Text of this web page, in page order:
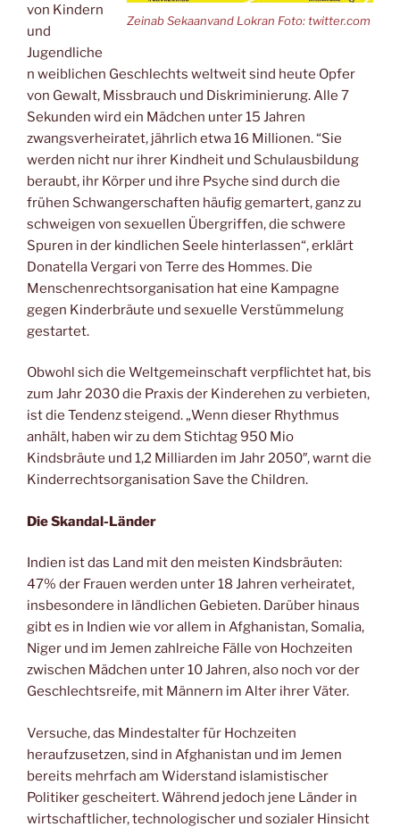
Zeinab Sekaanvand Lokran Foto: twitter.com
von Kindern
und
Jugendliche
n weiblichen Geschlechts weltweit sind heute Opfer
von Gewalt, Missbrauch und Diskriminierung. Alle 7
Sekunden wird ein Mädchen unter 15 Jahren
zwangsverheiratet, jährlich etwa 16 Millionen. “Sie
werden nicht nur ihrer Kindheit und Schulausbildung
beraubt, ihr Körper und ihre Psyche sind durch die
frühen Schwangerschaften häufig gemartert, ganz zu
schweigen von sexuellen Übergriffen, die schwere
Spuren in der kindlichen Seele hinterlassen“, erklärt
Donatella Vergari von Terre des Hommes. Die
Menschenrechtsorganisation hat eine Kampagne
gegen Kinderbräute und sexuelle Verstümmelung
gestartet.
Obwohl sich die Weltgemeinschaft verpflichtet hat, bis
zum Jahr 2030 die Praxis der Kinderehen zu verbieten,
ist die Tendenz steigend. „Wenn dieser Rhythmus
anhält, haben wir zu dem Stichtag 950 Mio
Kindsbräute und 1,2 Milliarden im Jahr 2050″, warnt die
Kinderrechtsorganisation Save the Children.
Die Skandal-Länder
Indien ist das Land mit den meisten Kindsbräuten:
47% der Frauen werden unter 18 Jahren verheiratet,
insbesondere in ländlichen Gebieten. Darüber hinaus
gibt es in Indien wie vor allem in Afghanistan, Somalia,
Niger und im Jemen zahlreiche Fälle von Hochzeiten
zwischen Mädchen unter 10 Jahren, also noch vor der
Geschlechtsreife, mit Männern im Alter ihrer Väter.
Versuche, das Mindestalter für Hochzeiten
heraufzusetzen, sind in Afghanistan und im Jemen
bereits mehrfach am Widerstand islamistischer
Politiker gescheitert. Während jedoch jene Länder in
wirtschaftlicher, technologischer und sozialer Hinsicht